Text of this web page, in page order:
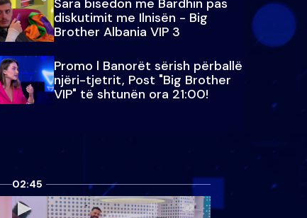
Sara bisedon me Bardhin pas
diskutimit me Ilnisën - Big
Brother Albania VIP 3
Promo l Banorët sërish përballë
njëri-tjetrit, Post "Big Brother
VIP" të shtunën ora 21:00!
02:45